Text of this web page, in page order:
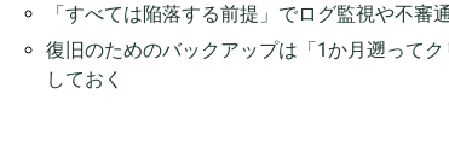
「すべては陥落する前提」でログ監視や不審
復旧のためのバックアップは「1か月遡って
しておく